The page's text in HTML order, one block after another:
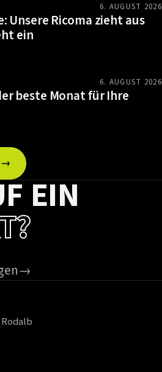
6. AUGUST 2026
Unsere Ricoma zieht aus
ein
6. AUGUST 2026
beste Monat für Ihre
→
EIN
→